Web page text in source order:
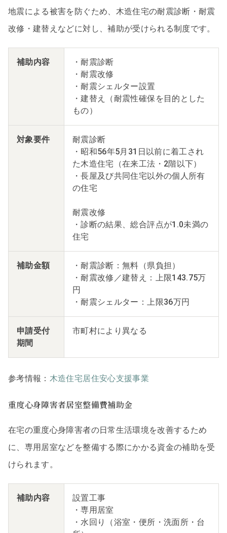
地震による被害を防ぐため、木造住宅の耐震診断・耐震
改修・建替えなどに対し、補助が受けられる制度です。
補助内容
・耐震診断
・耐震改修
・耐震シェルター設置
・建替え（耐震性確保を目的とした
もの）
対象要件
耐震診断
・昭和56年5月31日以前に着工され
た木造住宅（在来工法・2階以下）
・長屋及び共同住宅以外の個人所有
の住宅
耐震改修
・診断の結果、総合評点が1.0未満の
住宅
補助金額
・耐震診断：無料（県負担）
・耐震改修／建替え：上限143.75万
円
・耐震シェルター：上限36万円
申請受付
期間
市町村により異なる
参考情報： 木造住宅居住安心支援事業
重度心身障害者居室整備費補助金
在宅の重度心身障害者の日常生活環境を改善するため
に、専用居室などを整備する際にかかる資金の補助を受
けられます。
補助内容
設置工事
・専用居室
・水回り（浴室・便所・洗面所・台